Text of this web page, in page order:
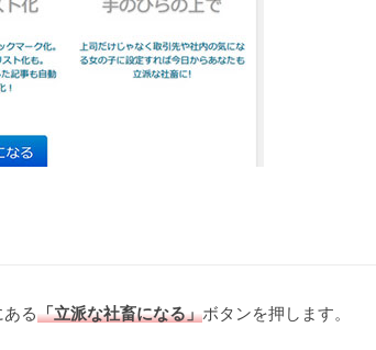
る「立派な社畜になる」ボタンを押します。